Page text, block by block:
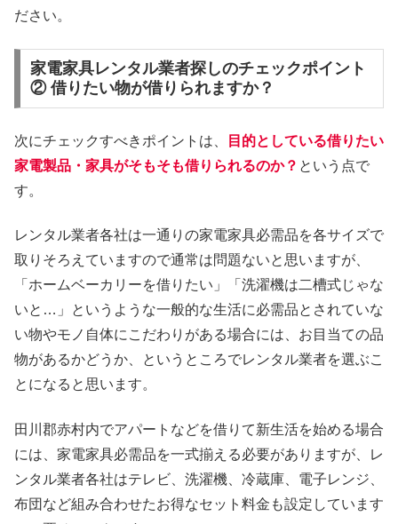
ださい。
家電家具レンタル業者探しのチェックポイント
② 借りたい物が借りられますか？
次にチェックすべきポイントは、
目的としている借りたい
家電製品・家具がそもそも借りられるのか？ という点で
す。
レンタル業者各社は一通りの家電家具必需品を各サイズで
取りそろえていますので通常は問題ないと思いますが、
「ホームベーカリーを借りたい」「洗濯機は二槽式じゃな
いと…」というような一般的な生活に必需品とされていな
い物やモノ自体にこだわりがある場合には、お目当ての品
物があるかどうか、というところでレンタル業者を選ぶこ
とになると思います。
田川郡赤村内でアパートなどを借りて新生活を始める場合
には、家電家具必需品を一式揃える必要がありますが、レ
ンタル業者各社はテレビ、洗濯機、冷蔵庫、電子レンジ、
布団など組み合わせたお得なセット料金も設定しています